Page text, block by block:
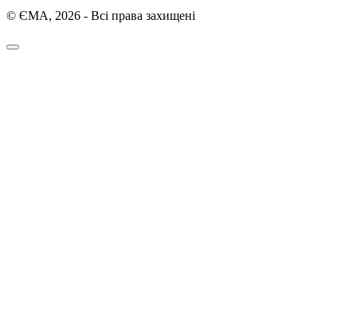
© ЄМА, 2026 - Всі права захищені